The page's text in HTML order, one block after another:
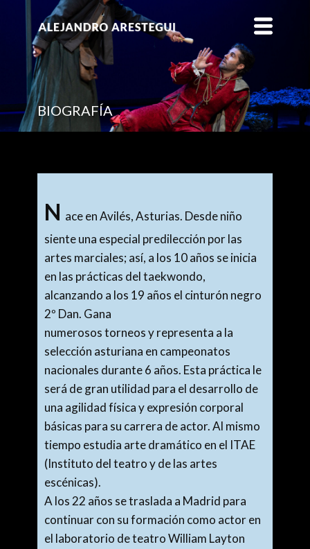
BIOGRAFÍA
N ace en Avilés, Asturias. Desde niño
siente una especial predilección por las
artes marciales; así, a los 10 años se inicia
en las prácticas del taekwondo,
alcanzando a los 19 años el cinturón negro
2º Dan. Gana
numerosos torneos y representa a la
selección asturiana en campeonatos
nacionales durante 6 años. Esta práctica le
será de gran utilidad para el desarrollo de
una agilidad física y expresión corporal
básicas para su carrera de actor. Al mismo
tiempo estudia arte dramático en el ITAE
(Instituto del teatro y de las artes
escénicas).
A los 22 años se traslada a Madrid para
continuar con su formación como actor en
el laboratorio de teatro William Layton